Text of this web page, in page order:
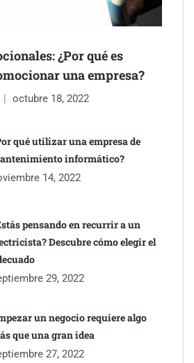
la capacidad técnica de los
¿Por qué es
una empresa?
octubre 18, 2022
qué utilizar una empresa de
informático?
14, 2022
pensando en recurrir a un
Descubre cómo elegir el
29, 2022
un negocio requiere algo
que una gran idea
27, 2022